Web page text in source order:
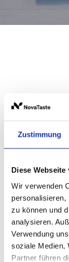
Zustimmung
Diese
Wir verwenden
personalisieren,
zu können und
analysieren.
Verwendung
soziale Medien,
Partner führen
Der
Das